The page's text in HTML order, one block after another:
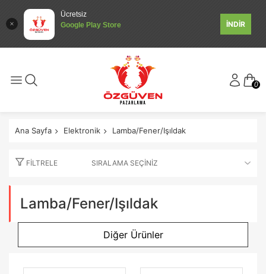
Ücretsiz
Google Play Store
İNDİR
0
Ana Sayfa Elektronik Lamba/Fener/Işıldak
FILTRELE
Lamba/Fener/Işıldak
Diğer Ürünler